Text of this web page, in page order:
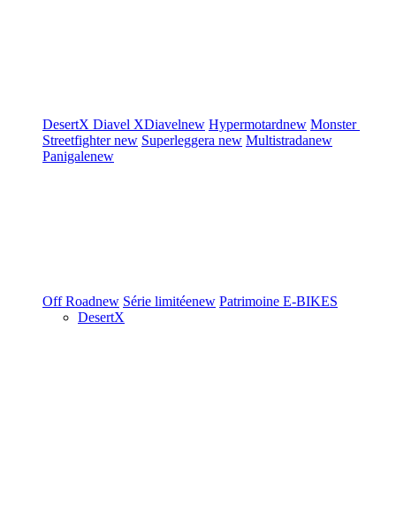
DesertX Diavel XDiavelnew Hypermotardnew Monster
Streetfighternew Superleggera new Multistradanew
Panigalenew
Off Roadnew Série limitéenew Patrimoine E-BIKES
DesertX